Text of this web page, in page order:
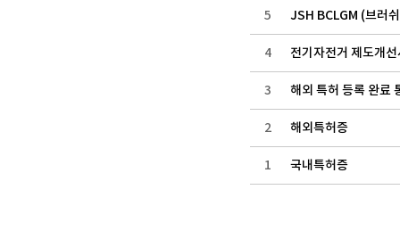
5 JSH BCLGM (브러
4 전기자전거 제도개
3 해외 특허 등록 완료
2 해외특허증
1 국내특허증